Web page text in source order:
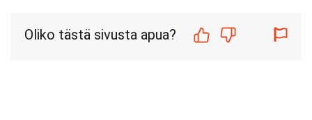
Oliko tästä sivusta apua?